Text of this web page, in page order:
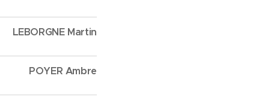
LEBORGNE Martin
POYER Ambre